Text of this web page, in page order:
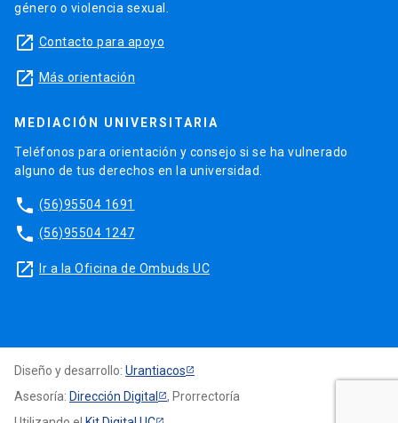
género o violencia sexual.
launch Contacto para apoyo
launch Más orientación
MEDIACIÓN UNIVERSITARIA
Teléfonos para orientación y consejo si se ha vulnerado
alguno de tus derechos en la universidad.
phone (56)95504 1691
phone (56)95504 1247
launch Ir a la Oficina de Ombuds UC
Diseño y desarrollo: Urantiacos
Asesoría: Dirección Digital
, Prorrectoría